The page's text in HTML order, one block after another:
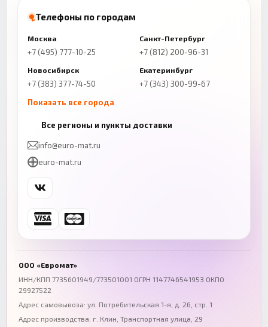
Телефоны по городам
Москва
+7 (495) 777-10-25
Санкт-Петербург
+7 (812) 200-96-31
Новосибирск
+7 (383) 377-74-50
Екатеринбург
+7 (343) 300-99-67
Показать все города
+7 (843) 206-01-30
Челябинск
+7 (343) 300-99-67
Ростов-на-Дону
+7 (863) 333-50-75
Волгоград
+7 (844) 261-36-12
Омск
Все регионы и пункты доставки
info@euro-mat.ru
euro-mat.ru
ООО «Евромат»
ИНН/КПП 7735601949/773501001 ОГРН 1147746541953 ОКПО
29927522
Адрес самовывоза: ул. Потребительская 1-я, д. 26, стр. 1
Адрес производства: г. Клин, Транспортная улица, 29